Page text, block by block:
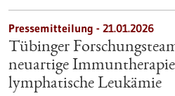
Pressemitteilung - 21.01.2026
Tübinger
neuartige
lymphatische Leukämie